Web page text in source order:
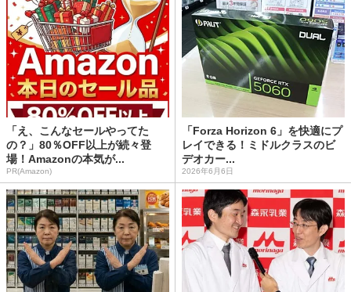
「え、こんなセールやってた
の？」80％OFF以上が続々登
場！Amazonの本気が...
PR(Amazon)
「Forza Horizon 6」を快適にプ
レイできる！ミドルクラスのビ
デオカー...
2026年6月6日